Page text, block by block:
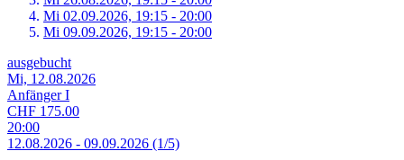
Mi 02.09.2026, 19:15 - 20:00
Mi 09.09.2026, 19:15 - 20:00
ausgebucht
Mi, 12.08.2026
Anfänger I
CHF 175.00
20:00
12.08.2026 - 09.09.2026 (1/5)